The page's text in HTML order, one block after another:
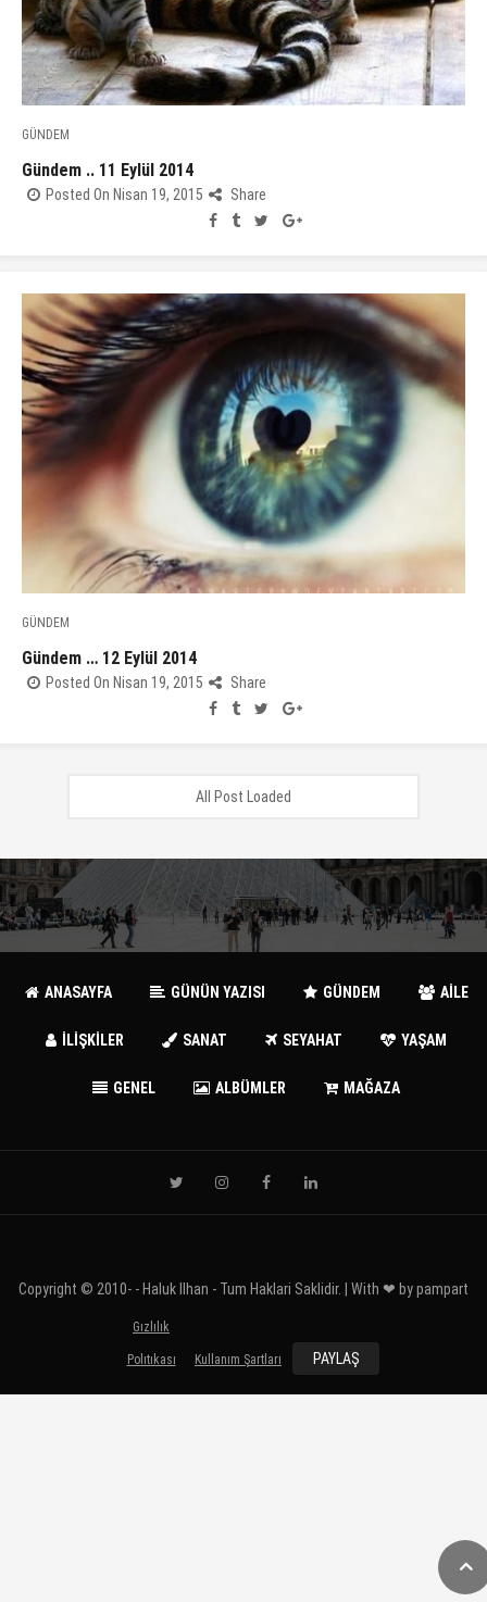
GÜNDEM
Gündem .. 11 Eylül 2014
Posted On Nisan 19, 2015 Share
GÜNDEM
Gündem … 12 Eylül 2014
Posted On Nisan 19, 2015 Share
All Post Loaded
ANASAYFA GÜNÜN YAZISI GÜNDEM AİLE
İLİŞKİLER SANAT SEYAHAT YAŞAM
GENEL ALBÜMLER MAĞAZA
Copyright © 2010- - Haluk Ilhan - Tum Haklari Saklidir. | With ❤ bypampart
Gızlılık
Polıtıkası Kullanım Şartları PAYLAŞ